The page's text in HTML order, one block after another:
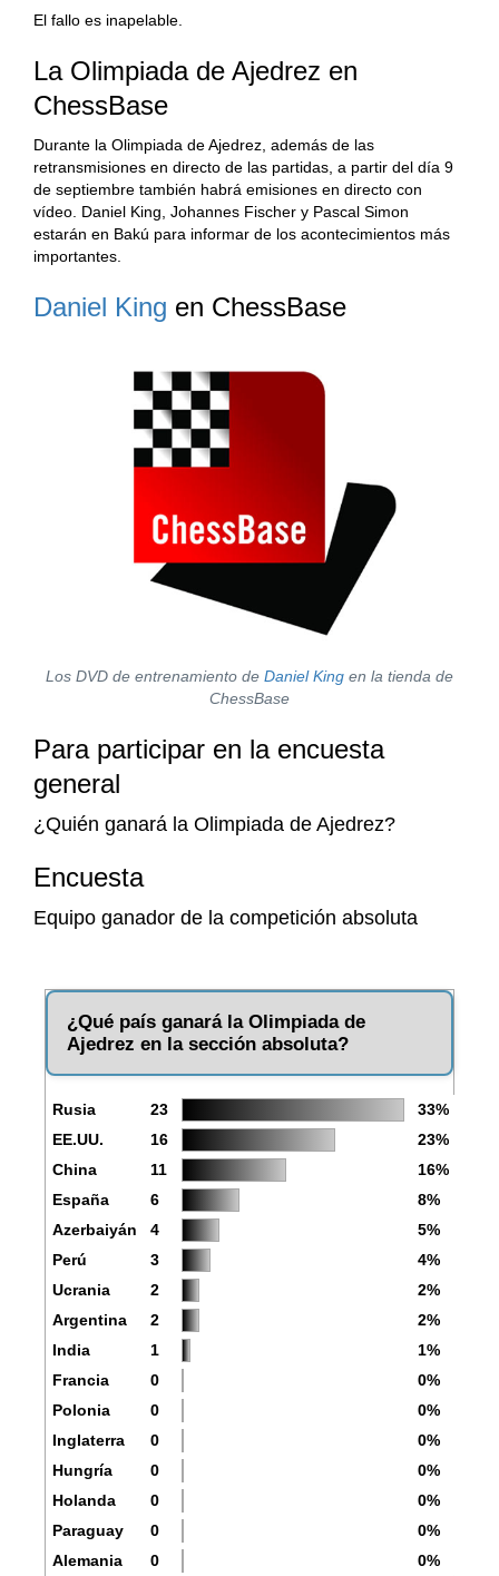
El fallo es inapelable.
La Olimpiada de Ajedrez en
ChessBase
Durante la Olimpiada de Ajedrez, además de las
retransmisiones en directo de las partidas, a partir del día 9
de septiembre también habrá emisiones en directo con
vídeo. Daniel King, Johannes Fischer y Pascal Simon
estarán en Bakú para informar de los acontecimientos más
importantes.
Daniel King en ChessBase
Los DVD de entrenamiento de Daniel King en la tienda de
ChessBase
Para participar en la encuesta
general
¿Quién ganará la Olimpiada de Ajedrez?
Encuesta
Equipo ganador de la competición absoluta
¿Qué país ganará la Olimpiada de
Ajedrez en la sección absoluta?
Rusia 23
33%
EE.UU.
16
23%
China
11
16%
España
6
8%
Azerbaiyán
4
5%
Perú
3
4%
Ucrania
2
2%
Argentina
2
2%
India
1
1%
Francia
0
0%
Polonia
0
0%
Inglaterra
0
0%
Hungría
0
0%
Holanda
0
0%
Paraguay
0
0%
Alemania
0 0%